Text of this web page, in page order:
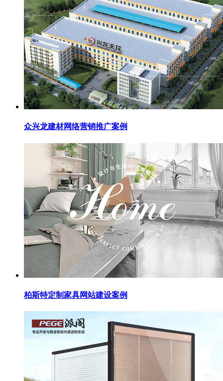
众兴龙建材网络营销推广案例
柏斯特定制家具网站建设案例